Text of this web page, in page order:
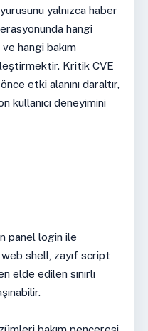
yalnızca haber
hangi
hangi bakım
Kritik CVE
etki alanını daraltır,
kullanıcı deneyimini
panel login ile
web shell, zayıf script
elde edilen sınırlı